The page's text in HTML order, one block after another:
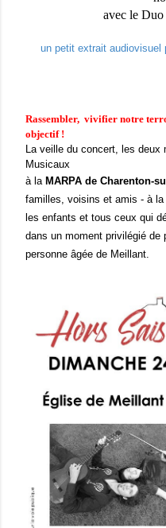
avec le Duo
un petit extrait audiovisuel
Rassembler, vivifier notre
objectif !
La veille du concert, les
Musicaux
à la MARPA de Charenton-
familles, voisins et amis - à la
les enfants et tous ceux qui
dans un moment privilégié de
personne âgée de Meillant.